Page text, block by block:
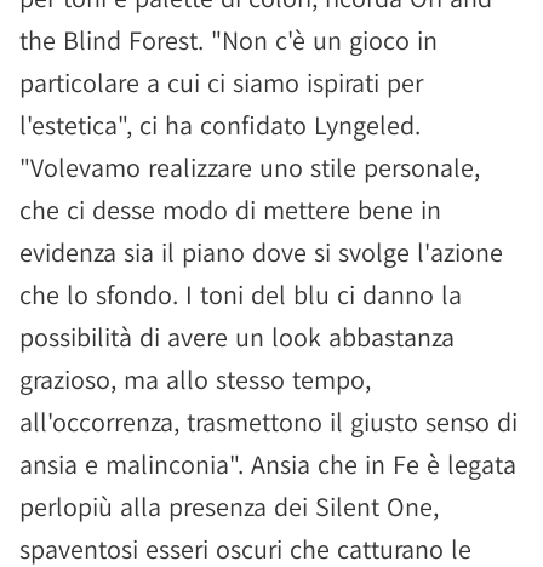
the Blind Forest. "Non c'è un gioco in
particolare a cui ci siamo ispirati per
l'estetica", ci ha confidato Lyngeled.
"Volevamo realizzare uno stile personale,
che ci desse modo di mettere bene in
evidenza sia il piano dove si svolge l'azione
che lo sfondo. I toni del blu ci danno la
possibilità di avere un look abbastanza
grazioso, ma allo stesso tempo,
all'occorrenza, trasmettono il giusto senso di
ansia e malinconia". Ansia che in Fe è legata
perlopiù alla presenza dei Silent One,
spaventosi esseri oscuri che catturano le